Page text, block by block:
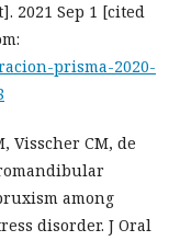
2021 Sep 1 [cited
prisma-2020-
Visscher CM, de
among
disorder. J Oral